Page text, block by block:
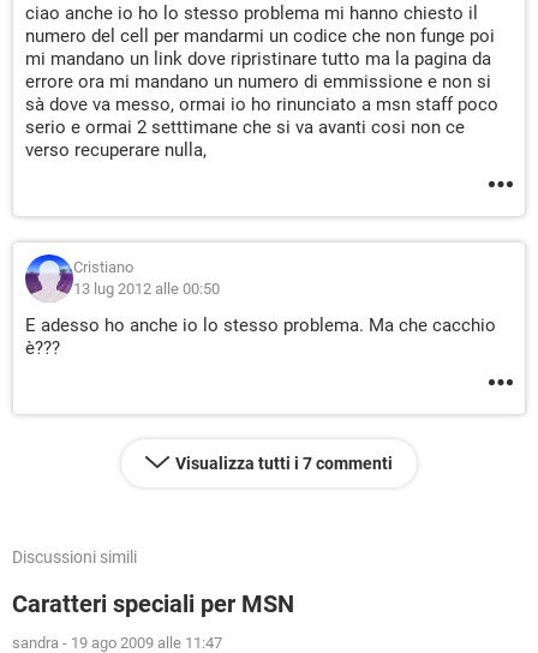
ciao anche io ho lo stesso problema mi hanno chiesto il
numero del cell per mandarmi un codice che non funge poi
mi mandano un link dove ripristinare tutto ma la pagina da
errore ora mi mandano un numero di emmissione e non si
sà dove va messo, ormai io ho rinunciato a msn staff poco
serio e ormai 2 setttimane che si va avanti cosi non ce
verso recuperare nulla,
Cristiano
13 lug 2012 alle 00:50
E adesso ho anche io lo stesso problema. Ma che cacchio
è???
Visualizza tutti i 7 commenti
Discussioni simili
Caratteri speciali per MSN
sandra - 19 ago 2009 alle 11:47